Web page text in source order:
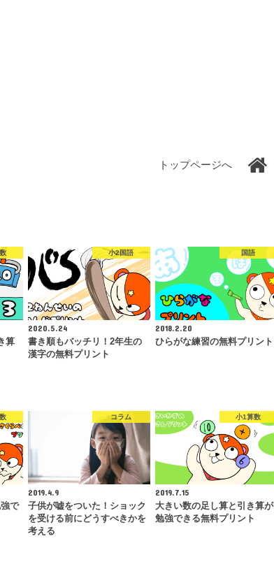
トップページへ
算
小2国語
2020.5.24
書き順もバッチリ！2年生の
漢字の無料プリント
国語
2018.2.20
ひらがな練習の無料プリント
で
コラム
2019.4.9
子供が嘘をついた！ショック
を受ける前にどうすべきかを
考える
小1算数
2019.7.15
大きい数の足し算と引き算が
勉強できる無料プリント